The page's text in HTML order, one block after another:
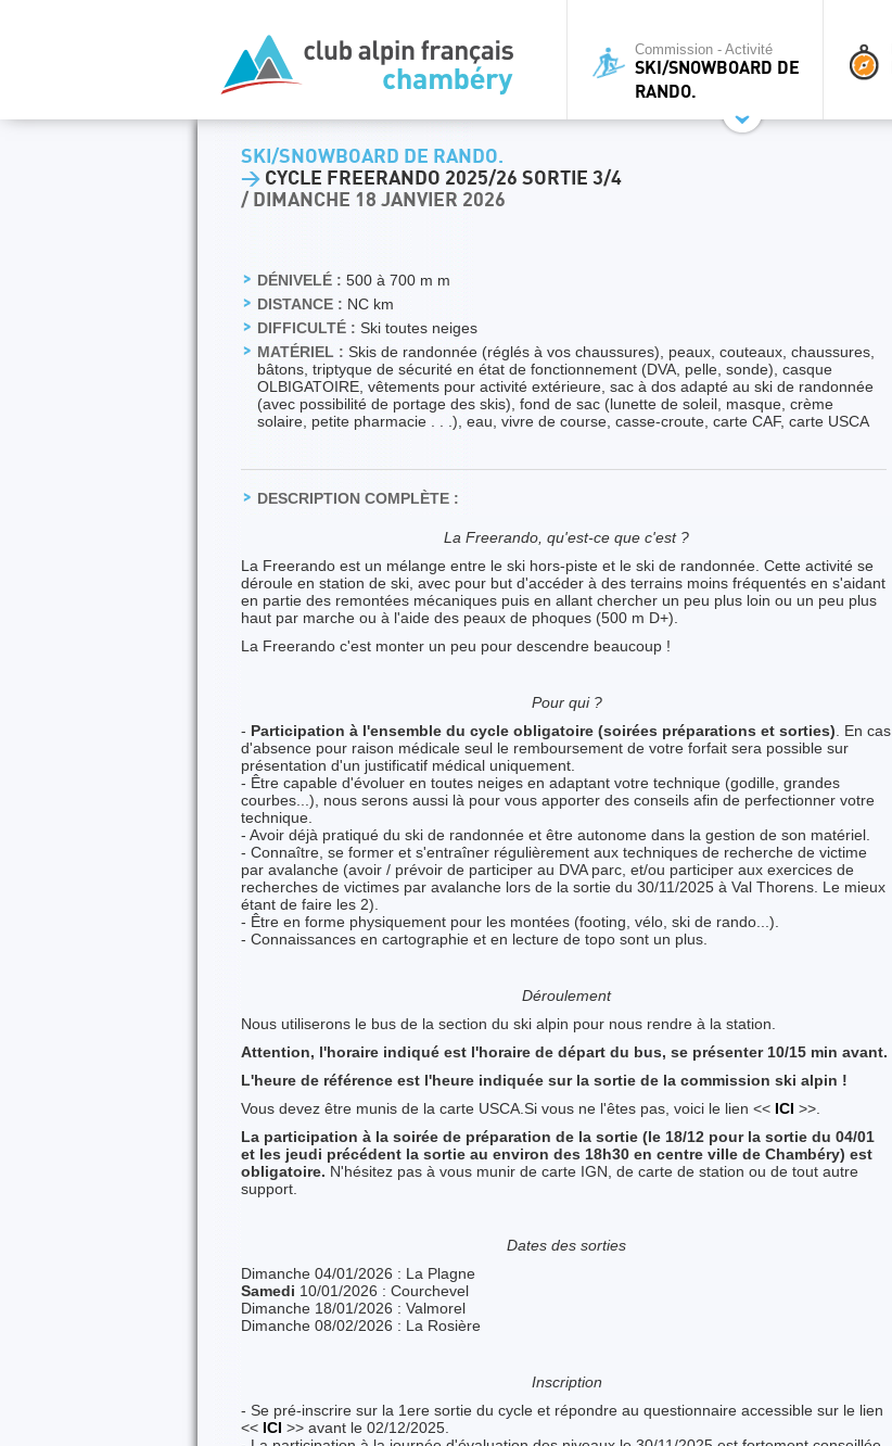
Commission - Activité
SKI/SNOWBOARD DE
RANDO.
SKI/SNOWBOARD DE RANDO.
> CYCLE FREERANDO 2025/26 SORTIE 3/4
/ DIMANCHE 18 JANVIER 2026
DÉNIVELÉ : 500 à 700 m m
DISTANCE : NC km
DIFFICULTÉ : Ski toutes neiges
MATÉRIEL : Skis de randonnée (réglés à vos chaussures), peaux, couteaux, chaussures,
bâtons, triptyque de sécurité en état de fonctionnement (DVA, pelle, sonde), casque
OLBIGATOIRE, vêtements pour activité extérieure, sac à dos adapté au ski de randonnée
(avec possibilité de portage des skis), fond de sac (lunette de soleil, masque, crème
solaire, petite pharmacie . . .), eau, vivre de course, casse-croute, carte CAF, carte USCA
DESCRIPTION COMPLÈTE :
La Freerando, qu'est-ce que c'est ?
La Freerando est un mélange entre le ski hors-piste et le ski de randonnée. Cette activité se
déroule en station de ski, avec pour but d'accéder à des terrains moins fréquentés en s'aidant
en partie des remontées mécaniques puis en allant chercher un peu plus loin ou un peu plus
haut par marche ou à l'aide des peaux de phoques (500 m D+).
La Freerando c'est monter un peu pour descendre beaucoup !
Pour qui ?
- Participation à l'ensemble du cycle obligatoire (soirées préparations et sorties) . En cas
d'absence pour raison médicale seul le remboursement de votre forfait sera possible sur
présentation d'un justificatif médical uniquement.
- Être capable d'évoluer en toutes neiges en adaptant votre technique (godille, grandes
courbes...), nous serons aussi là pour vous apporter des conseils afin de perfectionner votre
technique.
- Avoir déjà pratiqué du ski de randonnée et être autonome dans la gestion de son matériel.
- Connaître, se former et s'entraîner régulièrement aux techniques de recherche de victime
par avalanche (avoir / prévoir de participer au DVA parc, et/ou participer aux exercices de
recherches de victimes par avalanche lors de la sortie du 30/11/2025 à Val Thorens. Le mieux
étant de faire les 2).
- Être en forme physiquement pour les montées (footing, vélo, ski de rando...).
- Connaissances en cartographie et en lecture de topo sont un plus.
Déroulement
Nous utiliserons le bus de la section du ski alpin pour nous rendre à la station.
Attention, l'horaire indiqué est l'horaire de départ du bus, se présenter 10/15 min avant.
L'heure de référence est l'heure indiquée sur la sortie de la commission ski alpin !
Vous devez être munis de la carte USCA.Si vous ne l'êtes pas, voici le lien << ICI >>.
La participation à la soirée de préparation de la sortie (le 18/12 pour la sortie du 04/01
et les jeudi précédent la sortie au environ des 18h30 en centre ville de Chambéry) est
obligatoire. N'hésitez pas à vous munir de carte IGN, de carte de station ou de tout autre
support.
Dates des sorties
Dimanche 04/01/2026 : La Plagne
Samedi 10/01/2026 : Courchevel
Dimanche 18/01/2026 : Valmorel
Dimanche 08/02/2026 : La Rosière
Inscription
- Se pré-inscrire sur la 1ere sortie du cycle et répondre au questionnaire accessible sur le lien
<< ICI >> avant le 02/12/2025.